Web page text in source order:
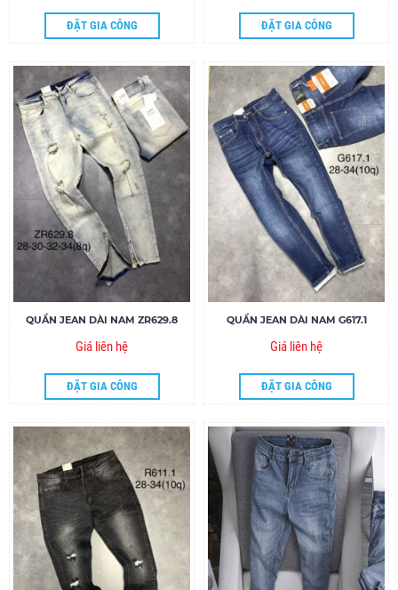
ĐẶT GIA CÔNG ĐẶT GIA CÔNG
QUẦN JEAN DÀI NAM ZR629.8
Giá liên hệ
ĐẶT GIA CÔNG
QUẦN JEAN DÀI NAM G617.1
Giá liên hệ
ĐẶT GIA CÔNG